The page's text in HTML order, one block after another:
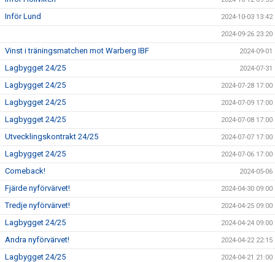
Inför Lund 2024-10-03 13:42
2024-09-26 23:20
Vinst i träningsmatchen mot Warberg IBF 2024-09-01
Lagbygget 24/25 2024-07-31
Lagbygget 24/25 2024-07-28 17:00
Lagbygget 24/25 2024-07-09 17:00
Lagbygget 24/25 2024-07-08 17:00
Utvecklingskontrakt 24/25 2024-07-07 17:00
Lagbygget 24/25 2024-07-06 17:00
Comeback! 2024-05-06
Fjärde nyförvärvet! 2024-04-30 09:00
Tredje nyförvärvet! 2024-04-25 09:00
Lagbygget 24/25 2024-04-24 09:00
Andra nyförvärvet! 2024-04-22 22:15
Lagbygget 24/25 2024-04-21 21:00